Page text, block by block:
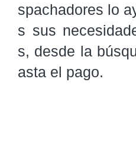
spachadores lo
s sus
s, desde la
asta el pago.